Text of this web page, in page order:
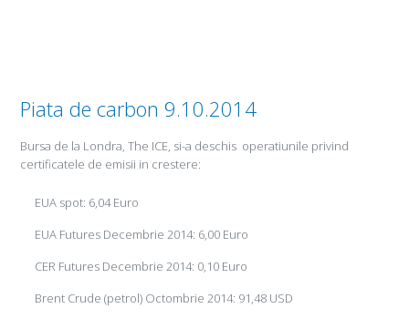
Piata de carbon 9.10.2014
Bursa de la Londra, The ICE, si-a deschis operatiunile privind
certificatele de emisii in crestere:
EUA spot: 6,04 Euro
EUA Futures Decembrie 2014: 6,00 Euro
CER Futures Decembrie 2014: 0,10 Euro
Brent Crude (petrol) Octombrie 2014: 91,48 USD